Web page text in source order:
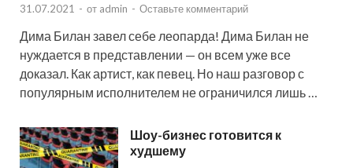
31.07.2021 - от admin - Оставьте комментарий
Дима Билан завел себе леопарда! Дима Билан не
нуждается в представлении — он всем уже все
доказал. Как артист, как певец. Но наш разговор с
популярным исполнителем не ограничился лишь …
Шоу-бизнес готовится к
худшему